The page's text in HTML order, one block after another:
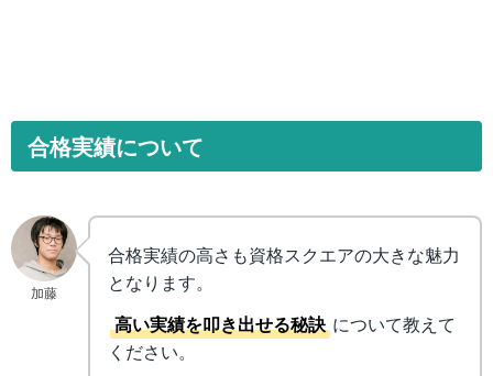
合格実績について
加藤
合格実績の高さも資格スクエアの大きな魅力
となります。
高い実績を叩き出せる秘訣 について教えて
ください。